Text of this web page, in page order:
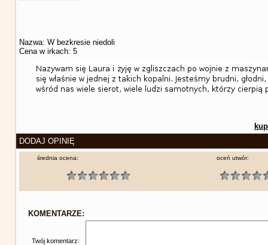
Nazwa: W bezkresie niedoli
Cena w irkach: 5
DODAJ OPINIĘ
średnia ocena: oceń utwór:
KOMENTARZE:
Twój komentarz: